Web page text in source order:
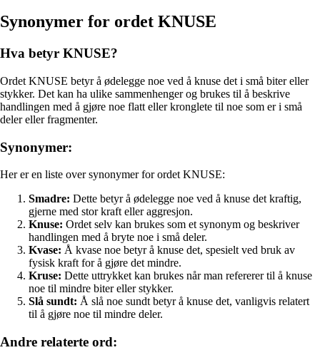
Synonymer for ordet KNUSE
Hva betyr KNUSE?
Ordet KNUSE betyr å ødelegge noe ved å knuse det i små biter eller
stykker. Det kan ha ulike sammenhenger og brukes til å beskrive
handlingen med å gjøre noe flatt eller kronglete til noe som er i små
deler eller fragmenter.
Synonymer:
Her er en liste over synonymer for ordet KNUSE:
Smadre: Dette betyr å ødelegge noe ved å knuse det kraftig,
gjerne med stor kraft eller aggresjon.
Knuse: Ordet selv kan brukes som et synonym og beskriver
handlingen med å bryte noe i små deler.
Kvase: Å kvase noe betyr å knuse det, spesielt ved bruk av
fysisk kraft for å gjøre det mindre.
Kruse: Dette uttrykket kan brukes når man refererer til å knuse
noe til mindre biter eller stykker.
Slå sundt: Å slå noe sundt betyr å knuse det, vanligvis relatert
til å gjøre noe til mindre deler.
Andre relaterte ord: